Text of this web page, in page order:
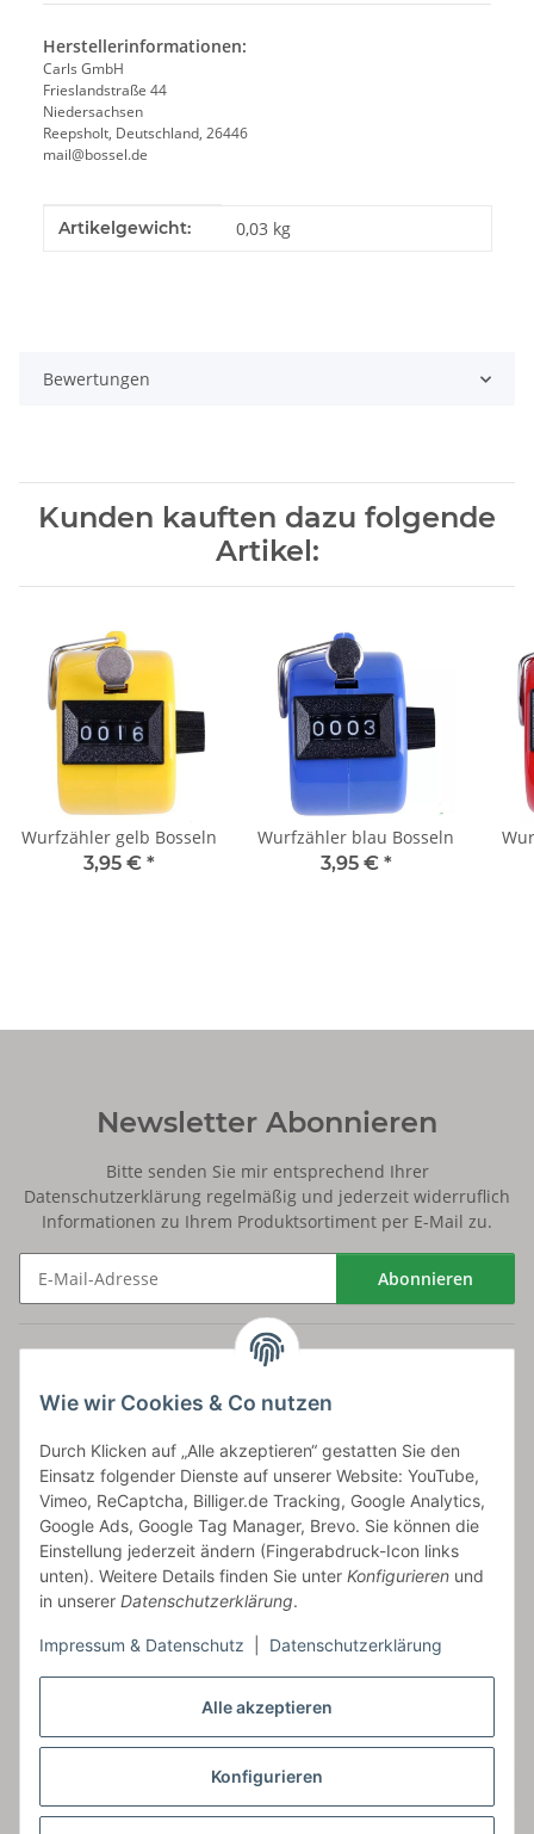
Alle akzeptieren
Konfigurieren
Wie wir Cookies & Co nutzen
Durch Klicken auf „Alle akzeptieren“ gestatten Sie den
Einsatz folgender Dienste auf unserer Website: YouTube,
Vimeo, ReCaptcha, Billiger.de Tracking, Google Analytics,
Google Ads, Google Tag Manager, Brevo. Sie können die
Einstellung jederzeit ändern (Fingerabdruck-Icon links
unten). Weitere Details finden Sie unter Konfigurieren und
in unserer Datenschutzerklärung.
Impressum & Datenschutz Datenschutzerklärung
Herstellerinformationen:
Carls GmbH
Frieslandstraße 44
Niedersachsen
Reepsholt, Deutschland, 26446
mail@bossel.de
Produkteigenschaft
Wert
Artikelgewicht: 0,03 kg
Bewertungen
Kunden kauften dazu folgende
Artikel:
Wurfzähler gelb Bosseln
3,95 € *
Wurfzähler blau Bosseln
3,95 € *
Newsletter Abonnieren
Bitte senden Sie mir entsprechend Ihrer
Datenschutzerklärung regelmäßig und jederzeit widerruflich
Informationen zu Ihrem Produktsortiment per E-Mail zu.
Abonnieren
Artikelinformationen
Carls GmbH
Frieslandstr. 44 | 26446 Reepsholt
Fon 04468-9479855-0 | Fax -9
Vertrag widerrufen
* Alle Preise inkl. gesetzlicher USt., zzgl.